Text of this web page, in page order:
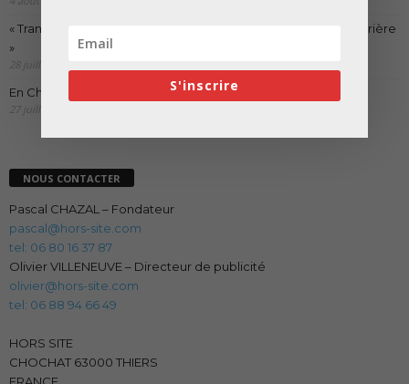
« Transformer plutôt que démolir, ce n’est pas regarder en arrière
»
28 juillet 2026
En Chine, l’incroyable réinvention du chantier
27 juillet 2026
NOUS CONTACTER
Pascal CHAZAL – Fondateur
pascal@hors-site.com
tel: 06 80 16 37 87
Olivier VILLENEUVE – Directeur de publicité
olivier@hors-site.com
tel: 06 88 94 66 49
HORS SITE
CHOCHAT 63000 THIERS
S'inscrire